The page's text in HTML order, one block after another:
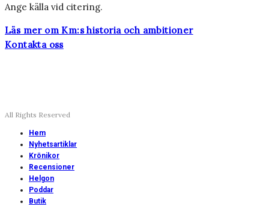
Ange källa vid citering.
Läs mer om Km:s historia och ambitioner
Kontakta oss
All Rights Reserved
Hem
Nyhetsartiklar
Krönikor
Recensioner
Helgon
Poddar
Butik